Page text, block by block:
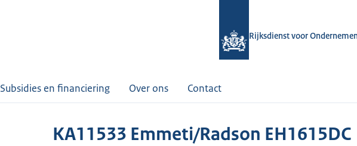
Rijksdienst voor
Subsidies en financiering Over ons Contact
KA11533 Emmeti/Radson EH1615DC